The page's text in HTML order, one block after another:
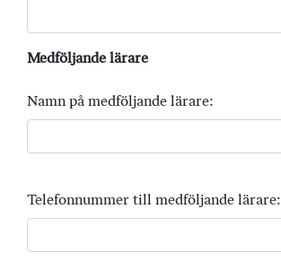
Medföljande lärare
Namn på medföljande lärare:
Telefonnummer till medföljande lärare: